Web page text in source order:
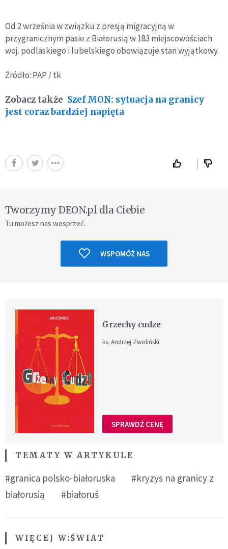
Od 2 września w związku z presją migracyjną w
przygranicznym pasie z Białorusią w 183 miejscowościach
woj. podlaskiego i lubelskiego obowiązuje stan wyjątkowy.
Źródło: PAP / tk
Zobacz także Szef MON: sytuacja na granicy
jest coraz bardziej napięta
Tworzymy DEON.pl dla Ciebie
Tu możesz nas wesprzeć.
WSPOMÓŻ NAS
Grzechy cudze
ks. Andrzej Zwoliński
SPRAWDŹ CENĘ
TEMATY W ARTYKULE
#granica polsko-białoruska
#kryzys na granicy z
białorusią
#białoruś
WIĘCEJ W:ŚWIAT